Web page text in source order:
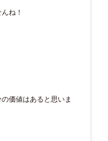
ね！
価値はあると思いま